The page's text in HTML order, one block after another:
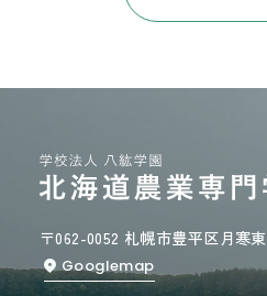
〒062-0052 札幌市豊平区月寒
Googlemap